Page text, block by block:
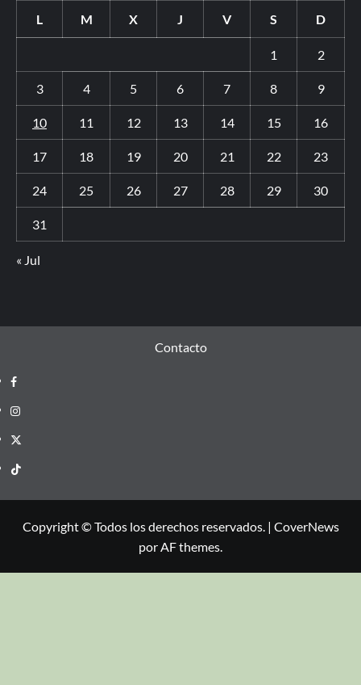
L M X J V S D
1 2
3 4 5 6 7 8 9
10 11 12 13 14 15 16
17 18 19 20 21 22 23
24 25 26 27 28 29 30
31
« Jul
Contacto
Copyright © Todos los derechos reservados. | CoverNews
por AF themes.